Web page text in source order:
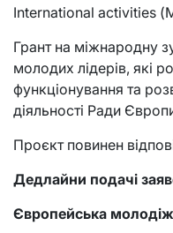
International activities
Грант на міжнародну
молодих лідерів, які
функціонування та
діяльності Ради
Проєкт повинен
Дедлайни подачі
Європейська